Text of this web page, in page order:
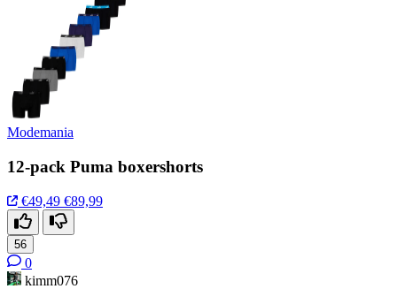
Modemania
12-pack Puma boxershorts
€49,49 €89,99
56
0
kimm076